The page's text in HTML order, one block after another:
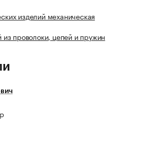
изделий механическая
из проволоки, цепей и пружин